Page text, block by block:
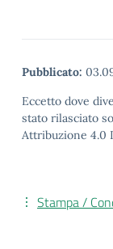
Pubblicato:
Eccetto dove
stato rilasciato
Attribuzione 4.0
Stampa /